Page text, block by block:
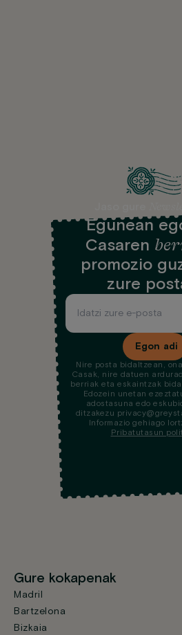
Egunean
Casaren
promozio
zure
Egon adi
Nire posta bidaltzean,
Casak, nire datuen
berriak eta eskaintzak
Edozein unetan
adostasuna edo
ditzakezu
Informazio gehiago
Pribatutasun
Gure kokapenak
Madril
Bartzelona
Bizkaia